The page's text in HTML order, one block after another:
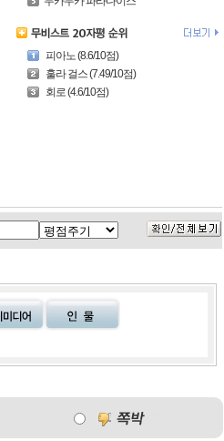
피아노 (8.6/10점)
훌라 걸스 (7.49/10점)
회로 (4.6/10점)